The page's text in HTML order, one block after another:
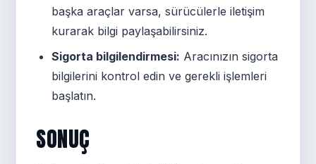
başka araçlar varsa, sürücülerle iletişim
kurarak bilgi paylaşabilirsiniz.
Sigorta bilgilendirmesi: Aracınızın sigorta
bilgilerini kontrol edin ve gerekli işlemleri
başlatın.
SONUÇ